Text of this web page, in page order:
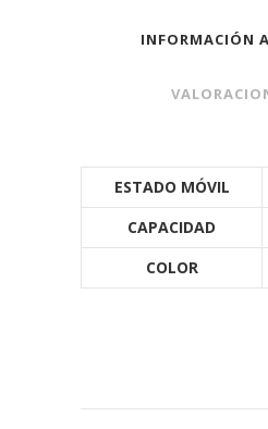
INFORMACIÓN
ESTADO MÓVIL
CAPACIDAD
COLOR